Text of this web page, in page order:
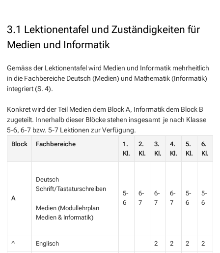
3.1 Lektionentafel und Zuständigkeiten für
Medien und Informatik
Gemäss der Lektionentafel wird Medien und Informatik mehrheitlich
in die Fachbereiche Deutsch (Medien) und Mathematik (Informatik)
integriert (S. 4).
Konkret wird der Teil Medien dem Block A, Informatik dem Block B
zugeteilt. Innerhalb dieser Blöcke stehen insgesamt  je nach Klasse 
5-6, 6-7 bzw. 5-7 Lektionen zur Verfügung.
Block Fachbereiche
1.
Kl.
2.
Kl.
3.
Kl.
4.
Kl.
5.
Kl.
6.
Kl.
A
Deutsch
Schrift/Tastaturschreiben
Medien (Modullehrplan
Medien & Informatik)
5-
6
6-
7
6-
7
6-
7
5-
6
5-
6
^ Englisch 2 2 2 2